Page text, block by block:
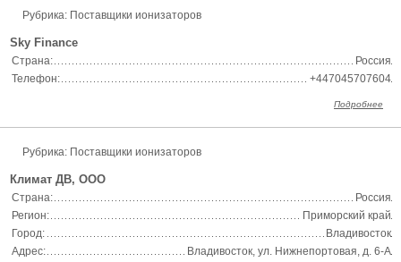
Рубрика: Поставщики ионизаторов
Sky Finance
Страна:
Россия
Телефон:
+447045707604
Подробнее
Рубрика: Поставщики ионизаторов
Климат ДВ, ООО
Страна:
Россия
Регион:
Приморский край
Город:
Владивосток
Адрес:
Владивосток, ул. Нижнепортовая, д. 6-А